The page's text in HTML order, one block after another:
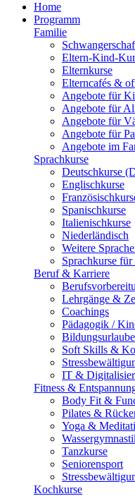
Home
Programm
Familie
Eltern-Kind-
Elternkurse
Elterncafés &
Angebote für
Angebote für
Angebote für
Angebote für
Angebote im
Sprachkurse
Deutschkurse
Englischkurse
Spanischkurse
Italienischkurse
Niederländisch
Weitere
Sprachkurse
Beruf & Karriere
Lehrgänge &
Coachings
Pädagogik /
Bildungsurlaube
Soft Skills &
IT &
Fitness &
Body Fit &
Pilates &
Yoga &
Tanzkurse
Seniorensport
Kochkurse